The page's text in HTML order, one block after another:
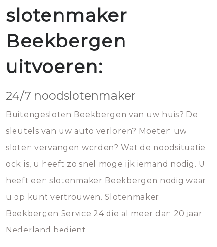
slotenmaker
Beekbergen
uitvoeren:
24/7 noodslotenmaker
Buitengesloten Beekbergen van uw huis? De
sleutels van uw auto verloren? Moeten uw
sloten vervangen worden? Wat de noodsituatie
ook is, u heeft zo snel mogelijk iemand nodig. U
heeft een slotenmaker Beekbergen nodig waar
u op kunt vertrouwen. Slotenmaker
Beekbergen Service 24 die al meer dan 20 jaar
Nederland bedient.